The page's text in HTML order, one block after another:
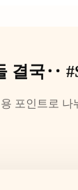
결국‥
포인트로 나